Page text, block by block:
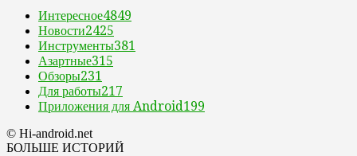
Интересное4849
Новости2425
Инструменты381
Азартные315
Обзоры231
Для работы217
Приложения для Android199
© Hi-android.net
БОЛЬШЕ ИСТОРИЙ